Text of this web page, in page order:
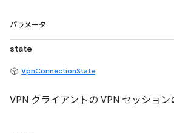
パラメータ
state
VpnConnectionState
VPN クライアントの VPN セッション